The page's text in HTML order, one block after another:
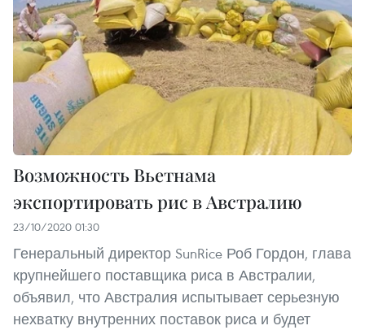
Возможность Вьетнама
экспортировать рис в Австралию
23/10/2020 01:30
Генеральный директор SunRice Роб Гордон, глава
крупнейшего поставщика риса в Австралии,
объявил, что Австралия испытывает серьезную
нехватку внутренних поставок риса и будет